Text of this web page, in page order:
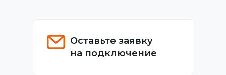
Оставьте заявку
на подключение